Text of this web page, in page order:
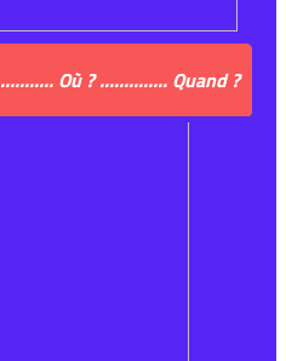
Où ? .............. Quand ?